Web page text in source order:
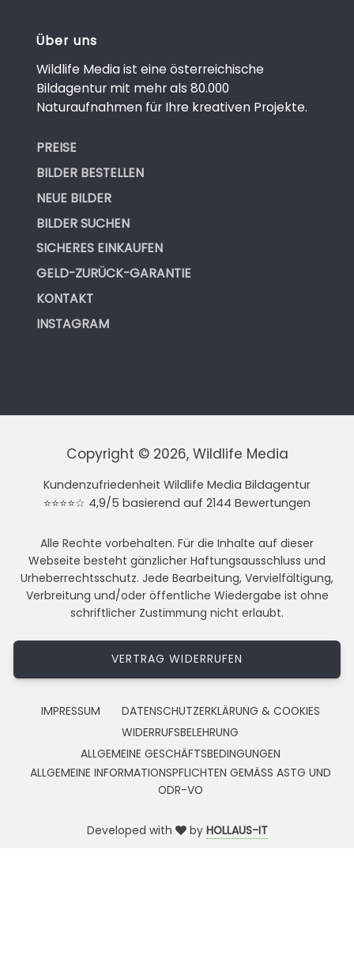
Über uns
Wildlife Media ist eine österreichische
Bildagentur mit mehr als 80.000
Naturaufnahmen für Ihre kreativen Projekte.
PREISE
BILDER BESTELLEN
NEUE BILDER
BILDER SUCHEN
SICHERES EINKAUFEN
GELD-ZURÜCK-GARANTIE
KONTAKT
INSTAGRAM
Copyright © 2026, Wildlife Media
Kundenzufriedenheit Wildlife Media Bildagentur
⭐⭐⭐⭐☆ 4,9/5 basierend auf 2144 Bewertungen
Alle Rechte vorbehalten. Für die Inhalte auf dieser
Webseite besteht gänzlicher Haftungsausschluss und
Urheberrechtsschutz. Jede Bearbeitung, Vervielfältigung,
Verbreitung und/oder öffentliche Wiedergabe ist ohne
schriftlicher Zustimmung nicht erlaubt.
VERTRAG WIDERRUFEN
IMPRESSUM
DATENSCHUTZERKLÄRUNG & COOKIES
WIDERRUFSBELEHRUNG
ALLGEMEINE GESCHÄFTSBEDINGUNGEN
ALLGEMEINE INFORMATIONSPFLICHTEN GEMÄSS ASTG UND
ODR-VO
Developed with by HOLLAUS-IT